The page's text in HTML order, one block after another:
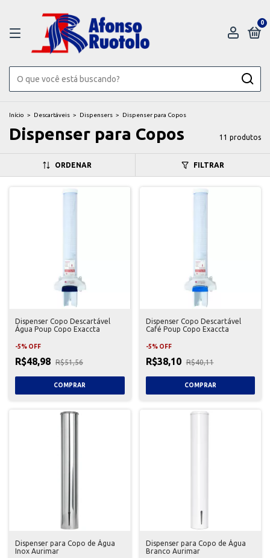
0
Início > Descartáveis > Dispensers > Dispenser para Copos
Dispenser para Copos 11 produtos
ORDENAR FILTRAR
Dispenser Copo Descartável
Água Poup Copo Exaccta
-5% OFF
R$48,98 R$51,56
Dispenser Copo Descartável
Café Poup Copo Exaccta
-5% OFF
R$38,10 R$40,11
Dispenser para Copo de Água
Inox Aurimar
Dispenser para Copo de Água
Branco Aurimar